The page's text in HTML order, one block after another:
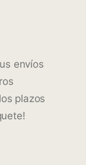
envíos
plazos